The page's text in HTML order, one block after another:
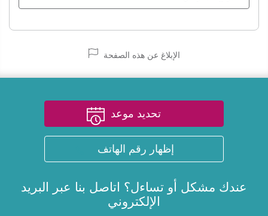
الإبلاغ عن هذه الصفحة
تحديد موعد
إظهار رقم الهاتف
عندك مشكل أو تساءل؟ اتاصل بنا عبر
البريد
الإلكتروني